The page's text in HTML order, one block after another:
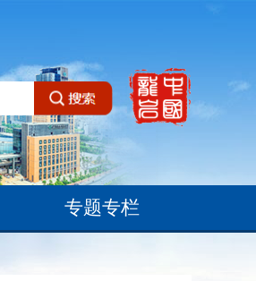
专题专栏